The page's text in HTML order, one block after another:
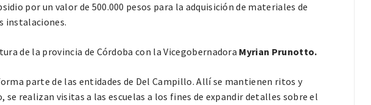
por un valor de 500.000 pesos para la adquisición de materiales de
instalaciones.
de la provincia de Córdoba con la Vicegobernadora Myrian Prunotto.
parte de las entidades de Del Campillo. Allí se mantienen ritos y
se realizan visitas a las escuelas a los fines de expandir detalles sobre el